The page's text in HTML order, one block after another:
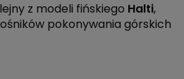
z modeli fińskiego Halti,
pokonywania górskich